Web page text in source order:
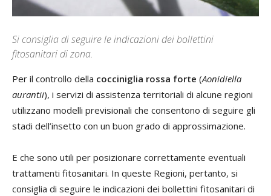
Si consiglia di seguire le indicazioni dei bollettini
fitosanitari di zona.
Per il controllo della cocciniglia rossa forte (Aonidiella
aurantii), i servizi di assistenza territoriali di alcune regioni
utilizzano modelli previsionali che consentono di seguire gli
stadi dell’insetto con un buon grado di approssimazione.
E che sono utili per posizionare correttamente eventuali
trattamenti fitosanitari. In queste Regioni, pertanto, si
consiglia di seguire le indicazioni dei bollettini fitosanitari di